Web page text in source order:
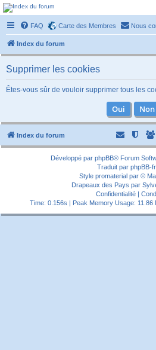
Forum-passionnement
Le forum des passionnés de trains miniature, de
FAQ Carte des Membres Nous
Index du forum
Supprimer les cookies
Êtes-vous sûr de vouloir supprimer tous les
Index du forum
Développé par phpBB® Forum
Traduit par phpBB-
Style promaterial par ©
Drapeaux des Pays par
Confidentialité|
Time: 0.156s | Peak Memory Usage: 11.86